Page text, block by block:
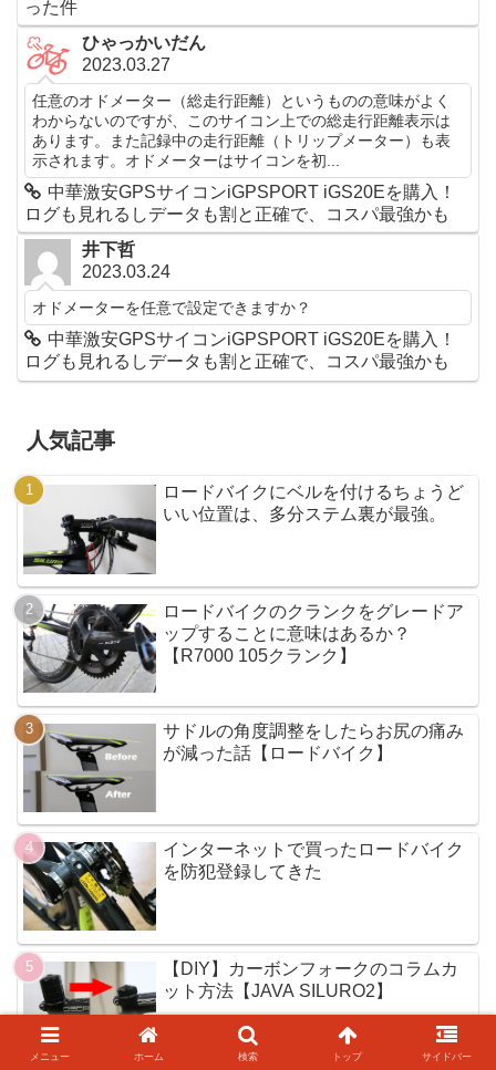
った件
ひゃっかいだん
2023.03.27
任意のオドメーター（総走行距離）というものの意味がよく
わからないのですが、このサイコン上での総走行距離表示は
あります。また記録中の走行距離（トリップメーター）も表
示されます。オドメーターはサイコンを初...
中華激安GPSサイコンiGPSPORT iGS20Eを購入！
ログも見れるしデータも割と正確で、コスパ最強かも
井下哲
2023.03.24
オドメーターを任意で設定できますか？
中華激安GPSサイコンiGPSPORT iGS20Eを購入！
ログも見れるしデータも割と正確で、コスパ最強かも
人気記事
ロードバイクにベルを付けるちょうど
いい位置は、多分ステム裏が最強。
ロードバイクのクランクをグレードア
ップすることに意味はあるか？
【R7000 105クランク】
サドルの角度調整をしたらお尻の痛み
が減った話【ロードバイク】
インターネットで買ったロードバイク
を防犯登録してきた
【DIY】カーボンフォークのコラムカ
ット方法【JAVA SILURO2】
メニュー ホーム 検索 トップ サイドバー